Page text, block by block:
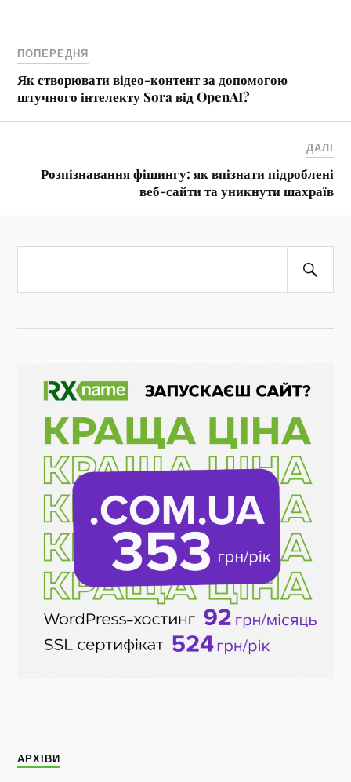
ПОПЕРЕДНЯ
Як створювати відео-контент за допомогою
штучного інтелекту Sora від OpenAI?
ДАЛІ
Розпізнавання фішингу: як впізнати підроблені
веб-сайти та уникнути шахраїв
АРХІВИ